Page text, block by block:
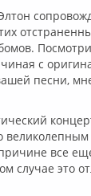
с
песни,
все
случае это